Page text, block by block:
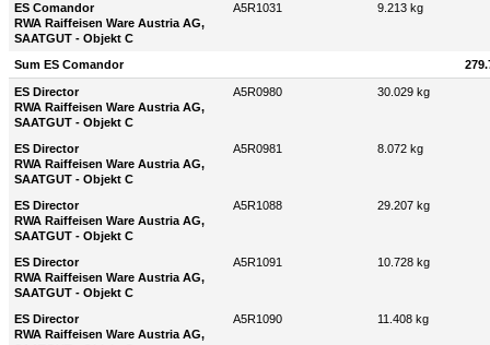
ES Comandor
RWA Raiffeisen Ware Austria AG,
SAATGUT - Objekt C
A5R1031 9.213 kg
Sum ES Comandor
ES Director
RWA Raiffeisen Ware Austria AG,
SAATGUT - Objekt C
A5R0980 30.029 kg
ES Director
RWA Raiffeisen Ware Austria AG,
SAATGUT - Objekt C
A5R0981 8.072 kg
ES Director
RWA Raiffeisen Ware Austria AG,
SAATGUT - Objekt C
A5R1088 29.207 kg
ES Director
RWA Raiffeisen Ware Austria AG,
SAATGUT - Objekt C
A5R1091 10.728 kg
ES Director
RWA Raiffeisen Ware Austria AG,
A5R1090 11.408 kg